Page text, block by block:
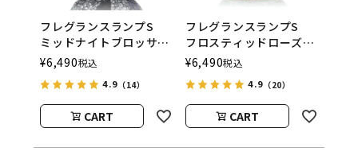
フレグランスランプS
ミッドナイトブロッサ
ム
ASHLEIGH&BURWOOD
（アシュレイアンドバー
ウッド）
¥6,490税込
4.9 （14）
CART
フレグランスランプS
フロスティッドローズ
ASHLEIGH&BURWOOD
（アシュレイアンドバー
ウッド）
¥6,490税込
4.9（20）
CART